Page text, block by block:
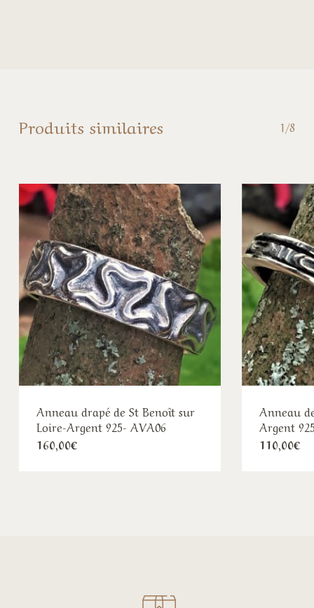
Produits similaires 1/8
Anneau drapé de St Benoît sur
Loire-Argent 925- AVA06
160,00€
Anneau
Argent
110,00€